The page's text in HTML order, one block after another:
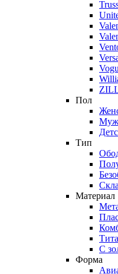
Пол
Тип
Материал
С
Форма